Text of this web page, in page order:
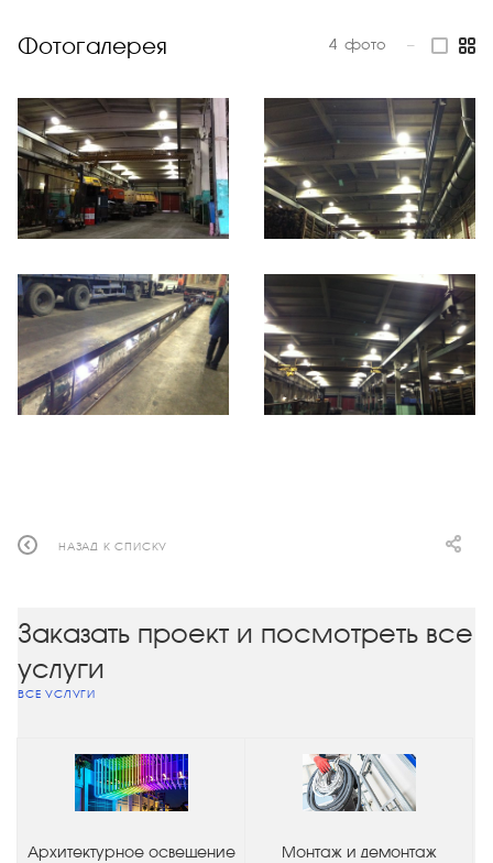
Фотогалерея 4 фото —
НАЗАД К СПИСКУ
Заказать проект и посмотреть все
услуги
ВСЕ УСЛУГИ
Архитектурное освещение
Монтаж и демонтаж